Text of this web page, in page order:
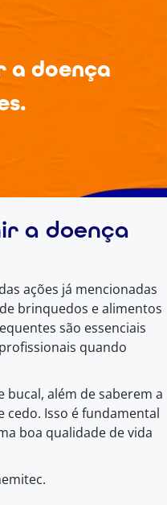
doença
a doença
ações já mencionadas
brinquedos e alimentos
são essenciais
quando
além de saberem a
cedo. Isso é fundamental
boa qualidade de vida